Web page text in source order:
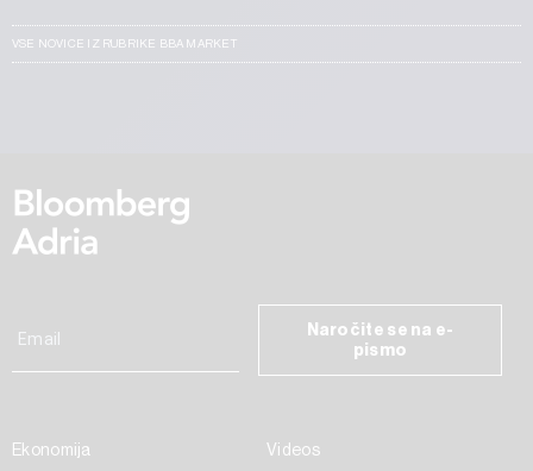
VSE NOVICE IZ RUBRIKE BBA MARKET
Naročite se na e-
pismo
Ekonomija
Videos